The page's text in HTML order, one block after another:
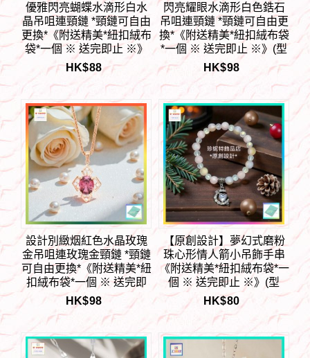
優雅閃亮蝴蝶水滴形白水
晶吊咀連頸鏈 *頸鏈可自由
更換*《附送精美*紐扣絨布
袋*一個 ※ 送完即止 ※》
(型號：JS-N-219)【長期
優惠 9折※一次過購買兩件
85折, 一次過購買三件或以
上一律8折※包順豐運費】
HK$88
閃亮耀眼水滴形白色鋯石
吊咀連頸鏈 *頸鏈可自由更
換*《附送精美*紐扣絨布袋
*一個 ※ 送完即止 ※》(型
號：JS-N-210)【長期優惠
9折※一次過購買兩件 85
折, 一次過購買三件或以上
一律8折※包順豐運費】
HK$98
設計別緻烟紅色水晶玫瑰
金吊咀連玫瑰金頸鏈 *頸鏈
可自由更換*《附送精美*紐
扣絨布袋*一個 ※ 送完即
止 ※》(型號：JS-N-203)
【長期優惠 9折※一次過購
買兩件 85折, 一次過購買
三件或以上一律8折※ 包順
豐運費】
HK$98
【原創設計】夢幻式磨粉
珠心形情人箭小吊飾手串
《附送精美*紐扣絨布袋*一
個 ※ 送完即止 ※》(型
號：JS-HDB-25)【 ※長期
優惠 9折, 第二件 85折, 第
三件開始一律8折※ 《包順
豐運費》】
HK$80